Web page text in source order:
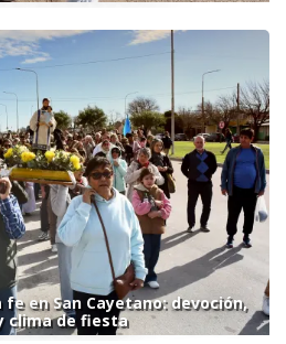
en San Cayetano: devoción,
clima de fiesta